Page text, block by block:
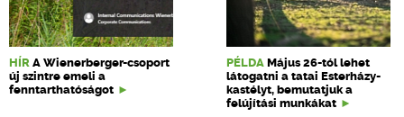
HÍR A Wienerberger-csoport
új szintre emeli a
fenntarthatóságot
PÉLDA Május 26-tól lehet
látogatni a tatai Esterházy-
kastélyt, bemutatjuk a
felújítási munkákat